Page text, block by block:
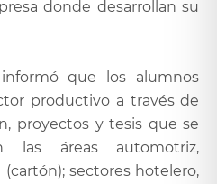
donde desarrollan su
que los alumnos
productivo a través de
proyectos y tesis que se
las áreas automotriz,
sectores hotelero,